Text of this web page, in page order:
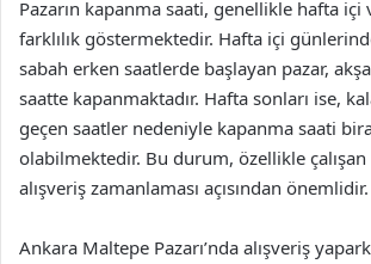
Pazarın kapanma saati, genellikle hafta içi
farklılık göstermektedir. Hafta içi
sabah erken saatlerde başlayan pazar,
saatte kapanmaktadır. Hafta sonları ise,
geçen saatler nedeniyle kapanma saati
olabilmektedir. Bu durum, özellikle
alışveriş zamanlaması açısından önemlidir.
Ankara Maltepe Pazarı’nda alışveriş